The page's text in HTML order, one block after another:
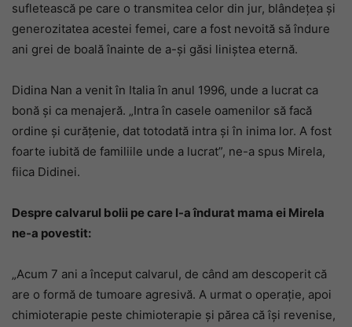
sufletească pe care o transmitea celor din jur, blândețea și
generozitatea acestei femei, care a fost nevoită să îndure
ani grei de boală înainte de a-și găsi liniștea eternă.
Didina Nan a venit în Italia în anul 1996, unde a lucrat ca
bonă și ca menajeră. „Intra în casele oamenilor să facă
ordine și curățenie, dat totodată intra și în inima lor. A fost
foarte iubită de familiile unde a lucrat”, ne-a spus Mirela,
fiica Didinei.
Despre calvarul bolii pe care l-a îndurat mama ei Mirela
ne-a povestit:
„Acum 7 ani a început calvarul, de când am descoperit că
are o formă de tumoare agresivă. A urmat o operație, apoi
chimioterapie peste chimioterapie și părea că își revenise,